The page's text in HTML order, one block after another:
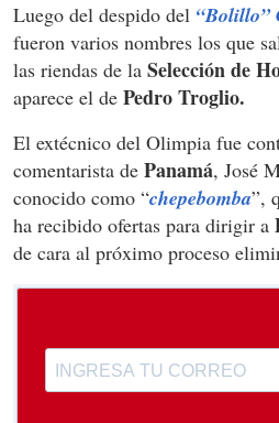
Luego del despido del “Bolillo”
fueron varios nombres los que
las riendas de la Selección de
aparece el de Pedro Troglio.
El extécnico del Olimpia fue
comentarista de Panamá, José
conocido como “chepebomba”,
ha recibido ofertas para dirigir a
de cara al próximo proceso